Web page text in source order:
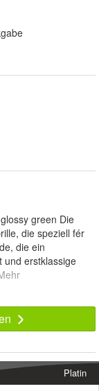
green Die
die speziell fér
die ein
und erstklassige
Platin